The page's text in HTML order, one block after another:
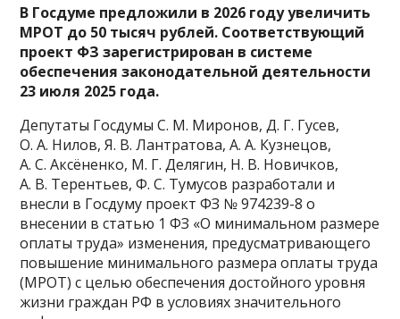
В Госдуме предложили в 2026 году увеличить
МРОТ до 50 тысяч рублей. Соответствующий
проект ФЗ зарегистрирован в системе
обеспечения законодательной деятельности
23 июля 2025 года.
Депутаты Госдумы С. М. Миронов, Д. Г. Гусев,
О. А. Нилов, Я. В. Лантратова, А. А. Кузнецов,
А. С. Аксёненко, М. Г. Делягин, Н. В. Новичков,
А. В. Терентьев, Ф. С. Тумусов разработали и
внесли в Госдуму проект ФЗ № 974239-8 о
внесении в статью 1 ФЗ «О минимальном размере
оплаты труда» изменения, предусматривающего
повышение минимального размера оплаты труда
(МРОТ) с целью обеспечения достойного уровня
жизни граждан РФ в условиях значительного